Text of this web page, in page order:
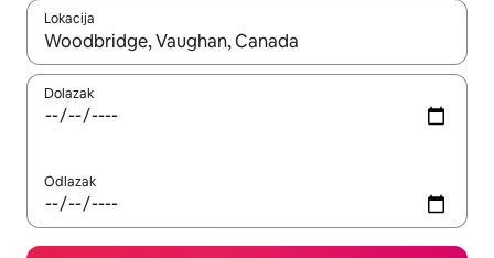
Lokacija
Kada budu dostupni rezultati, moći ćete ih pregledati
Dolazak
Odlazak